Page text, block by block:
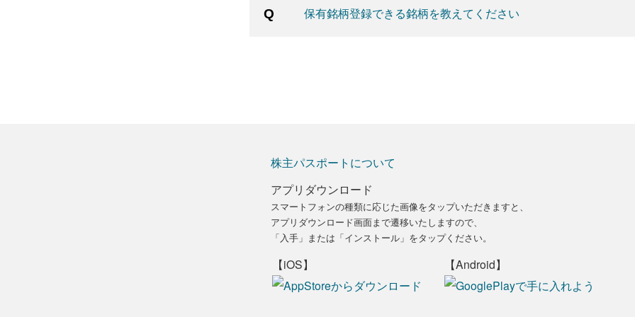
保有銘柄登録できる銘柄を教えてください
株主パスポートについて
アプリダウンロード
スマートフォンの種類に応じた画像をタップいただきますと、
アプリダウンロード画面まで遷移いたしますので、
「入手」または「インストール」をタップください。
【iOS】 【Android】